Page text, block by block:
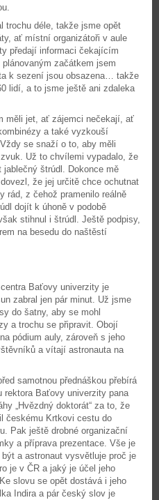
trochu déle, takže jsme opět
ať místní organizátoři v aule
předají informaci čekajícím
začátkem jsem
k sezení jsou obsazena… takže
lidí, a to jsme ještě ani zdaleka
měli jet, ať zájemci nečekají, ať
a také vyzkouší
se snaží o to, aby měli
Už to chvílemi vypadalo, že
jablečný štrúdl. Dokonce mě
že jej určitě chce ochutnat
rád, z čehož pramenilo reálně
dojít k úhoně v podobě
stihnul i štrúdl. Ještě podpisy,
na besedu do naštěstí
Baťovy univerzity je
zabral jen pár minut. Už jsme
do šatny, aby se mohl
a trochu se připravit. Obojí
pódium auly, zároveň s jeho
a vítají astronauta na
samotnou přednáškou přebírá
rektora Baťovy univerzity pana
„Hvězdný doktorát“ za to, že
českému Krtkovi cestu do
Pak ještě drobné organizační
a příprava prezentace. Vše je
být a astronaut vysvětluje proč je
je v ČR a jaký je účel jeho
slovu se opět dostává i jeho
Indira a pár český slov je